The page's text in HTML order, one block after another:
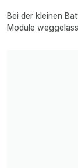
Bei der kleinen
Module